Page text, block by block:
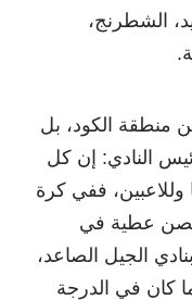
الشطرنج،
منطقة الكود، بل
النادي: إن كل
وللاعبين، ففي كرة
حصن عطية في
الجيل الصاعد،
كان في الدرجة